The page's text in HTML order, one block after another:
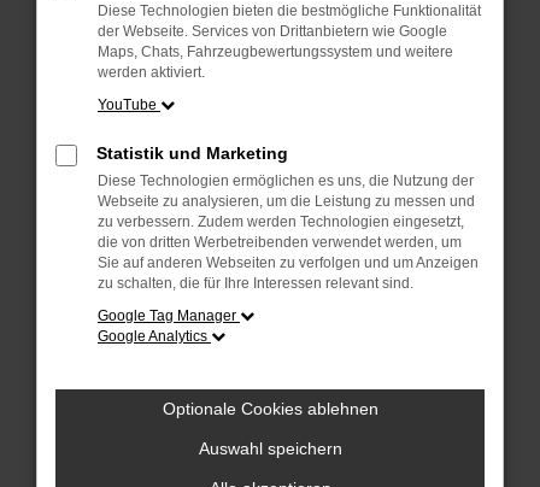
Fenster?
Starte dein Gerät neu.
Das kann manchmal helfen, vorübergehende
Probleme zu beheben.
Betriebssystem auf dem neuesten Stand
sind.
Veraltete Software birgt nicht nur ein
Sicherheitsrisiko, sondern kann auch dazu
führen, dass bestimmte Funktionen nicht mehr
unterstützt werden.
Wende dich an den Webseitenbetreiber.
hast, kontaktiere uns bitte. Wir werden
versuchen, das Problem zu beheben. Du kannst
uns diesen Text schicken, um uns bei der
Fehlersuche zu unterstützen:
Diese Technologien bieten die bestmögliche Funktionalität
der Webseite. Services von Drittanbietern wie Google
Maps, Chats, Fahrzeugbewertungssystem und weitere
werden aktiviert.
YouTube
Statistik und Marketing
Diese Technologien ermöglichen es uns, die Nutzung der
Webseite zu analysieren, um die Leistung zu messen und
zu verbessern. Zudem werden Technologien eingesetzt,
die von dritten Werbetreibenden verwendet werden, um
Sie auf anderen Webseiten zu verfolgen und um Anzeigen
zu schalten, die für Ihre Interessen relevant sind.
Google Tag Manager
Google Analytics
Optionale Cookies ablehnen
Auswahl speichern